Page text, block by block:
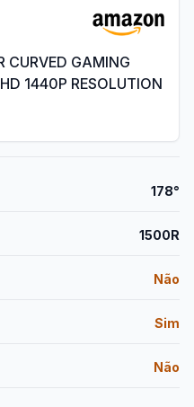
CURVED GAMING
1440P RESOLUTION
178°
1500R
Não
Sim
Não